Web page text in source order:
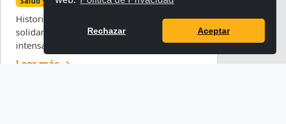
Rechazar Aceptar
Historias que cambian de rumbo gracias a la
solidaridad y la medicina especializada. Tras
intensas jornadas de diagnó...
Leer más →